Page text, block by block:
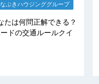
ぶきハウジンググループ
たは何問正解できる？
ドの交通ルールクイ